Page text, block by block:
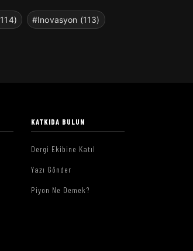
#Inovasyon (113)
KATKIDA BULUN
Dergi Ekibine Katıl
Yazı Gönder
Piyon Ne Demek?